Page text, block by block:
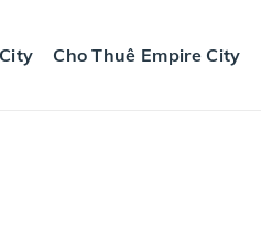
Cho Thuê Empire City